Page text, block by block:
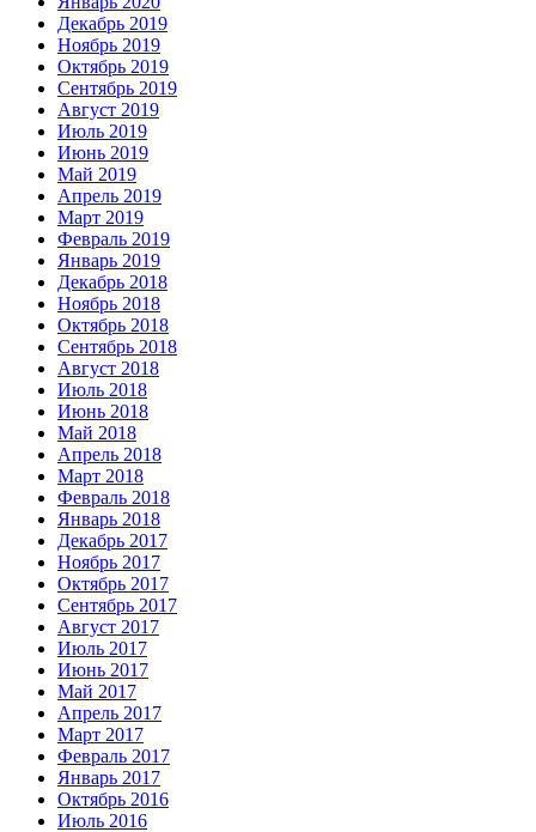
Декабрь 2019
Ноябрь 2019
Октябрь 2019
Сентябрь 2019
Август 2019
Июль 2019
Июнь 2019
Май 2019
Апрель 2019
Март 2019
Февраль 2019
Январь 2019
Декабрь 2018
Ноябрь 2018
Октябрь 2018
Сентябрь 2018
Август 2018
Июль 2018
Июнь 2018
Май 2018
Апрель 2018
Март 2018
Февраль 2018
Январь 2018
Декабрь 2017
Ноябрь 2017
Октябрь 2017
Сентябрь 2017
Август 2017
Июль 2017
Июнь 2017
Май 2017
Апрель 2017
Март 2017
Февраль 2017
Январь 2017
Октябрь 2016
Июль 2016